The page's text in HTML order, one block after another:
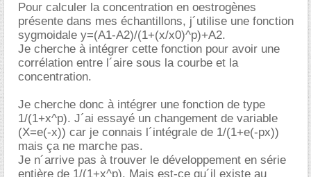
Pour calculer la concentration en oestrogènes
présente dans mes échantillons, j´utilise une fonction
sygmoidale y=(A1-A2)/(1+(x/x0)^p)+A2.
Je cherche à intégrer cette fonction pour avoir une
corrélation entre l´aire sous la courbe et la
concentration.
Je cherche donc à intégrer une fonction de type
1/(1+x^p). J´ai essayé un changement de variable
(X=e(-x)) car je connais l´intégrale de 1/(1+e(-px))
mais ça ne marche pas.
Je n´arrive pas à trouver le développement en série
entière de 1/(1+x^p). Mais est-ce qu´il existe au